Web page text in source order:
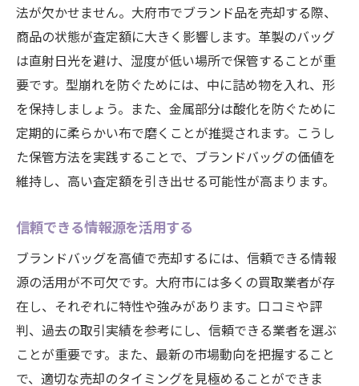
法が欠かせません。大府市でブランド品を売却する際、
商品の状態が査定額に大きく影響します。革製のバッグ
は直射日光を避け、湿度が低い場所で保管することが重
要です。型崩れを防ぐためには、中に詰め物を入れ、形
を保持しましょう。また、金属部分は酸化を防ぐために
定期的に柔らかい布で磨くことが推奨されます。こうし
た保管方法を実践することで、ブランドバッグの価値を
維持し、高い査定額を引き出せる可能性が高まります。
信頼できる情報源を活用する
ブランドバッグを高値で売却するには、信頼できる情報
源の活用が不可欠です。大府市には多くの買取業者が存
在し、それぞれに特性や強みがあります。口コミや評
判、過去の取引実績を参考にし、信頼できる業者を選ぶ
ことが重要です。また、最新の市場動向を把握すること
で、適切な売却のタイミングを見極めることができま